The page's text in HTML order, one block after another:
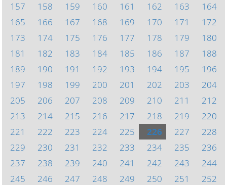
157
158 159 160 161 162 163
164
165
166 167 168 169 170 171
172
173
174 175 176 177 178 179
180
181
182 183 184 185 186 187
188
189
190 191 192 193 194 195
196
197
198 199 200 201 202 203
204
205
206 207 208 209 210 211
212
213
214 215 216 217 218 219
220
221
222 223 224 225 226 227
228
229
230 231 232 233 234 235
236
237
238 239 240 241 242 243
244
245
246 247 248 249 250 251
252